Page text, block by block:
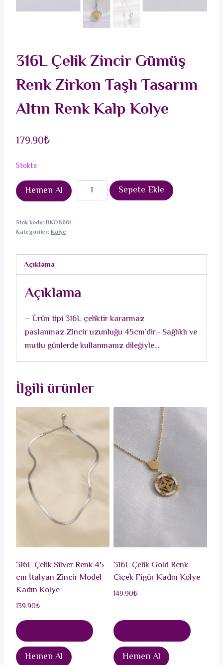
316L Çelik Zincir Gümüş
Renk Zirkon Taşlı Tasarım
Altın Renk Kalp Kolye
179.90₺
Stokta
Hemen Al
316L
Çelik
Zirkon
Altın
Kalp
Kolye
adet
Sepete Ekle
Stok kodu:BKO8661
Kategoriler:Kolye
Açıklama
Açıklama
– Ürün tipi 316L çeliktir kararmaz
paslanmaz.Zincir uzunluğu 45cm’dir.- Sağlıklı ve
mutlu günlerde kullanmanız dileğiyle…
İlgili ürünler
316L Çelik Silver Renk 45
cm İtalyan Zincir Model
Kadın Kolye
139.90₺
Hemen Al
316L Çelik Gold Renk
Çiçek Figür Kadın Kolye
149.90₺
Hemen Al